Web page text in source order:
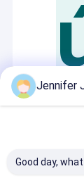
Jennifer
Good day,